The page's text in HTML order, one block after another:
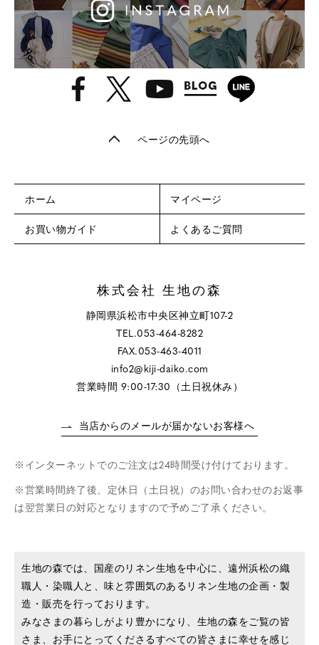
ページの先頭へ
ホーム マイページ
お買い物ガイド よくあるご質問
株式会社 生地の森
静岡県浜松市中央区神立町107-2
TEL.053-464-8282
FAX.053-463-4011
info2@kiji-daiko.com
営業時間 9:00-17:30（土日祝休み）
当店からのメールが届かないお客様へ
インターネットでのご注文は24時間受け付けております。
営業時間終了後、定休日（土日祝）のお問い合わせのお返事
は翌営業日の対応となりますので予めご了承ください。
生地の森では、国産のリネン生地を中心に、遠州浜松の織
職人・染職人と、味と雰囲気のあるリネン生地の企画・製
造・販売を行っております。
みなさまの暮らしがより豊かになり、生地の森をご覧の皆
さま、お手にとってくださるすべての皆さまに幸せを感じ